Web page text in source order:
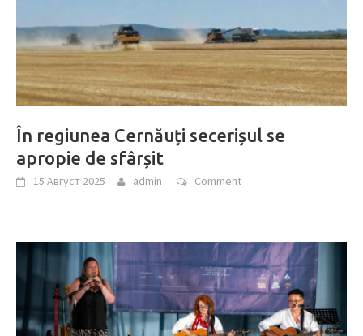
În regiunea Cernăuți secerișul se
apropie de sfârșit
15 Август 2025 admin Comment